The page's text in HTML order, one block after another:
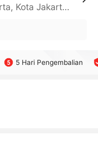
Daerah Khusus Ibukota Jakarta, Kota Jakarta Barat, Cengkareng, yy
5 Hari Pengembalian